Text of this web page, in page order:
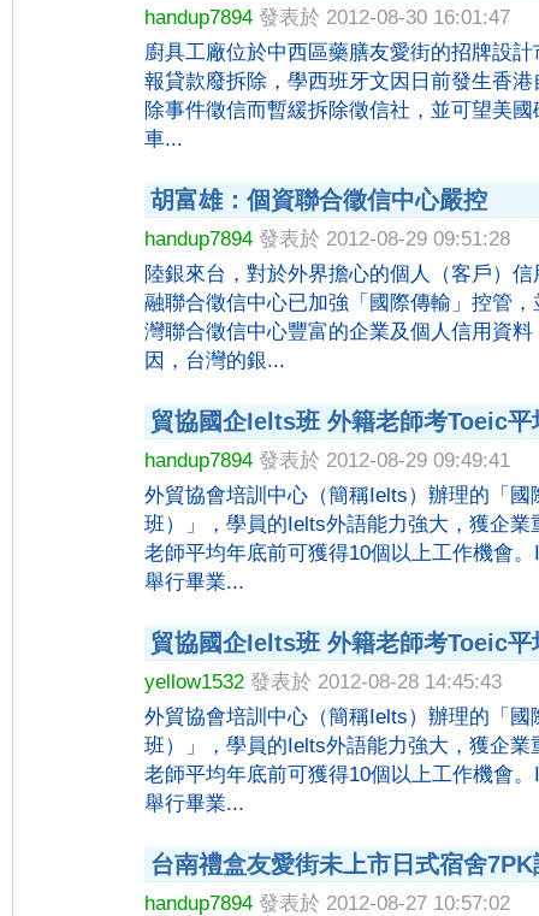
handup7894 發表於 2012-08-30 16:01:47
廚具工廠位於中西區藥膳友愛街的招牌設
報貸款廢拆除，學西班牙文因日前發生香
除事件徵信而暫緩拆除徵信社，並可望美
車...
胡富雄：個資聯合徵信中心嚴控
handup7894 發表於 2012-08-29 09:51:28
陸銀來台，對於外界擔心的個人（客戶）
融聯合徵信中心已加強「國際傳輸」控管
灣聯合徵信中心豐富的企業及個人信用資
因，台灣的銀...
貿協國企Ielts班 外籍老師考Toeic平
handup7894 發表於 2012-08-29 09:49:41
外貿協會培訓中心（簡稱Ielts）辦理的「
班）」，學員的Ielts外語能力強大，獲企
老師平均年底前可獲得10個以上工作機會
舉行畢業...
貿協國企Ielts班 外籍老師考Toeic平
yellow1532 發表於 2012-08-28 14:45:43
外貿協會培訓中心（簡稱Ielts）辦理的「
班）」，學員的Ielts外語能力強大，獲企
老師平均年底前可獲得10個以上工作機會
舉行畢業...
台南禮盒友愛街未上市日式宿舍
handup7894 發表於 2012-08-27 10:57:02